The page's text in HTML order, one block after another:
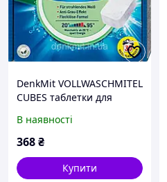
DenkMit VOLLWASCHMITEL
CUBES таблетки для
В наявності
368₴
Купити